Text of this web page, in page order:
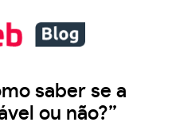
saber se a
ou não?”